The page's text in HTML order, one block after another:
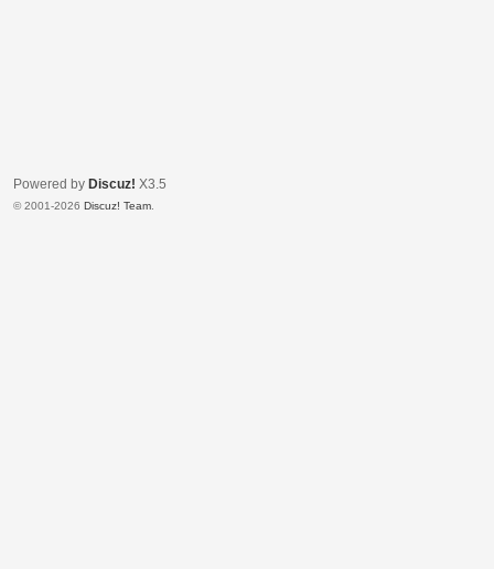
Powered by Discuz! X3.5
© 2001-2026 Discuz! Team